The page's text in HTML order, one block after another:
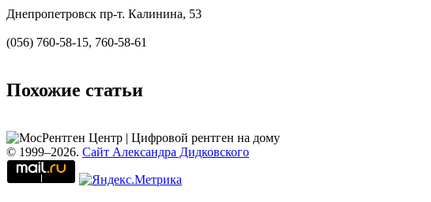
Днепропетровск пр-т. Калинина, 53
(056) 760-58-15, 760-58-61
Похожие статьи
© 1999–2026. Сайт Александра Дидковского